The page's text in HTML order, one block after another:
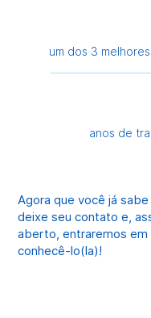
um dos 3
anos de
Agora que você já
deixe seu contato e,
aberto, entraremos em
conhecê-lo(la)!